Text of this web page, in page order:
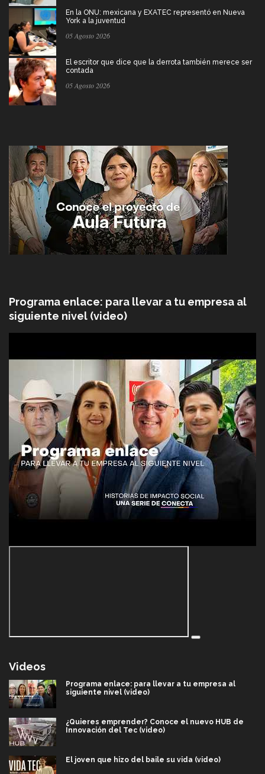
En la ONU: mexicana y EXATEC representó en Nueva
York a la juventud
05 Agosto 2026
El escritor que dice que la derrota también merece ser
contada
05 Agosto 2026
Programa enlace: para llevar a tu empresa al
siguiente nivel (video)
Videos
Programa enlace: para llevar a tu empresa al
siguiente nivel (video)
¿Quieres emprender? Conoce el nuevo HUB de
Innovación del Tec (video)
El joven que hizo del baile su vida (video)